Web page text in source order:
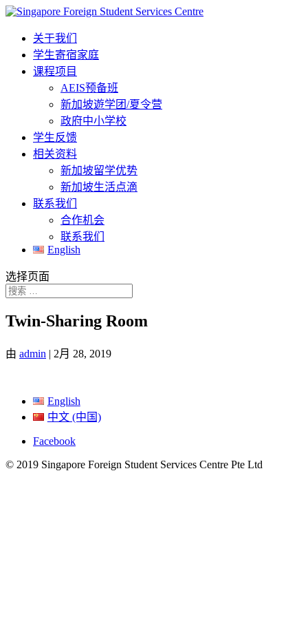
关于我们
学生寄宿家庭
课程项目
AEIS预备班
新加坡遊学团/夏令营
政府中小学校
学生反馈
相关资料
新加坡留学优势
新加坡生活点滴
联系我们
合作机会
联系我们
English
选择页面
Twin-Sharing Room
由 admin | 2月 28, 2019
English
中文 (中国)
Facebook
© 2019 Singapore Foreign Student Services Centre Pte Ltd